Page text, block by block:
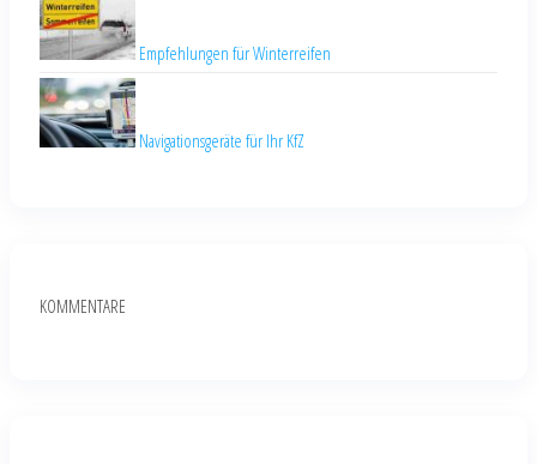
Empfehlungen für Winterreifen
Navigationsgeräte für Ihr KfZ
KOMMENTARE